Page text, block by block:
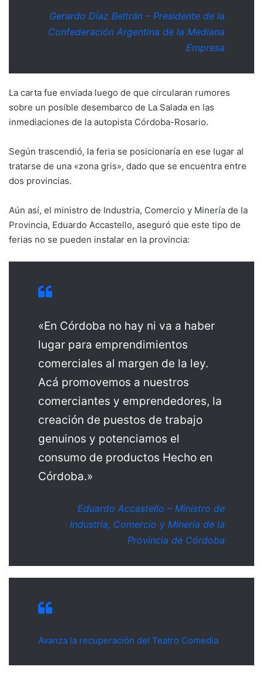
Gerardo Díaz Beltrán – Presidente de la
Confederación Argentina de la Mediana
Empresa
La carta fue enviada luego de que circularan rumores
sobre un posible desembarco de La Salada en las
inmediaciones de la autopista Córdoba-Rosario.
Según trascendió, la feria se posicionaría en ese lugar al
tratarse de una «zona gris», dado que se encuentra entre
dos provincias.
Aún así, el ministro de Industria, Comercio y Minería de la
Provincia, Eduardo Accastello, aseguró que este tipo de
ferias no se pueden instalar en la provincia:
«En Córdoba no hay ni va a haber
lugar para emprendimientos
comerciales al margen de la ley.
Acá promovemos a nuestros
comerciantes y emprendedores, la
creación de puestos de trabajo
genuinos y potenciamos el
consumo de productos Hecho en
Córdoba.»
Eduardo Accastello – Ministro de
Industria, Comercio y Minería de la
Provincia de Córdoba
Avanza la recuperación del Teatro Comedia